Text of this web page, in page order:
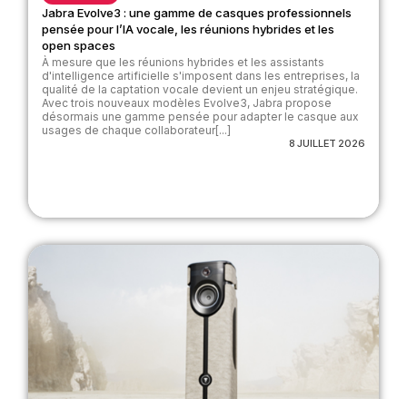
Jabra Evolve3 : une gamme de casques professionnels
pensée pour l’IA vocale, les réunions hybrides et les
open spaces
À mesure que les réunions hybrides et les assistants
d'intelligence artificielle s'imposent dans les entreprises, la
qualité de la captation vocale devient un enjeu stratégique.
Avec trois nouveaux modèles Evolve3, Jabra propose
désormais une gamme pensée pour adapter le casque aux
usages de chaque collaborateur[...]
8 JUILLET 2026